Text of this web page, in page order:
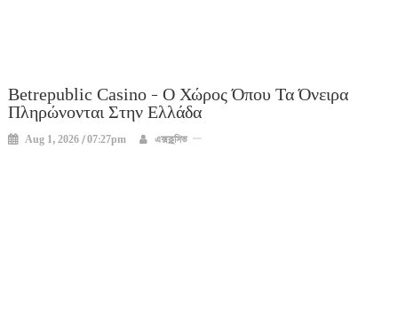
Betrepublic Casino – Ο Χώρος Όπου Τα Όνειρα
Πληρώνονται Στην Ελλάδα
Aug 1, 2026 / 07:27pm এক্সক্লুসিভ